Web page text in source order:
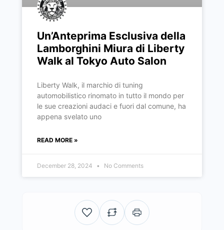
Un’Anteprima Esclusiva della
Lamborghini Miura di Liberty
Walk al Tokyo Auto Salon
Liberty Walk, il marchio di tuning
automobilistico rinomato in tutto il mondo per
le sue creazioni audaci e fuori dal comune, ha
appena svelato uno
READ MORE »
December 28, 2024 No Comments